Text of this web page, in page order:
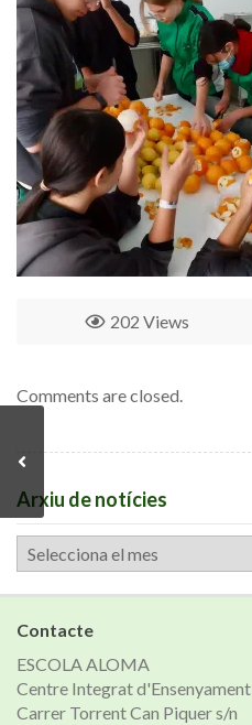
202 Views
Comments are closed.
Arxiu de notícies
Arxiu
de
notícies
Contacte
ESCOLA ALOMA
Centre Integrat d'Ensenyament
Carrer Torrent Can Piquer s/n